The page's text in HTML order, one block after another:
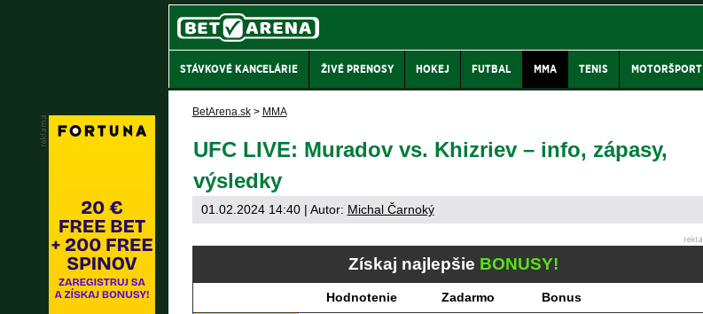
STÁVKOVÉ KANCELÁRIE ŽIVÉ PRENOSY HOKEJ FUTBAL MMA TENIS MOTORŠPORT
BetArena.sk > MMA
UFC LIVE: Muradov vs. Khizriev – info, zápasy,
výsledky
01.02.2024 14:40| Autor: Michal Čarnoký
Získaj najlepšie BONUSY!
Hodnotenie Zadarmo Bonus